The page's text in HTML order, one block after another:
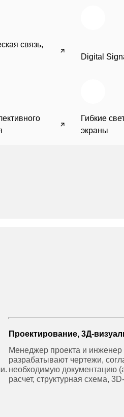
связь,
Digital
Гибкие
экраны
Проектирование, 3Д-
Менеджер проекта и
разрабатывают чертежи,
необходимую документацию
расчет, структурная схема,